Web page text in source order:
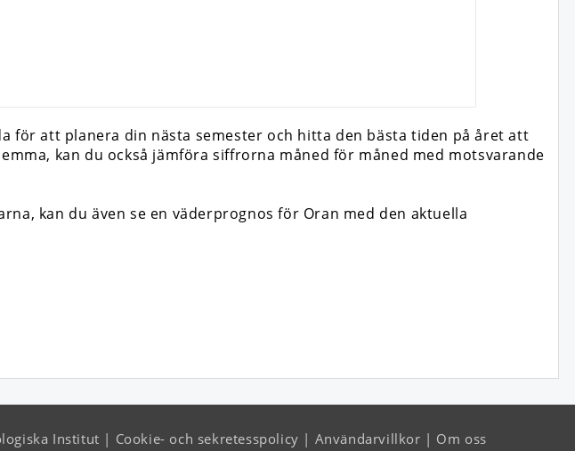
för att planera din nästa semester och hitta den bästa tiden på året att
kan du också jämföra siffrorna måned för måned med motsvarande
kan du även se en väderprognos för Oran med den aktuella
Institut Cookie- och sekretesspolicy Användarvillkor Om oss